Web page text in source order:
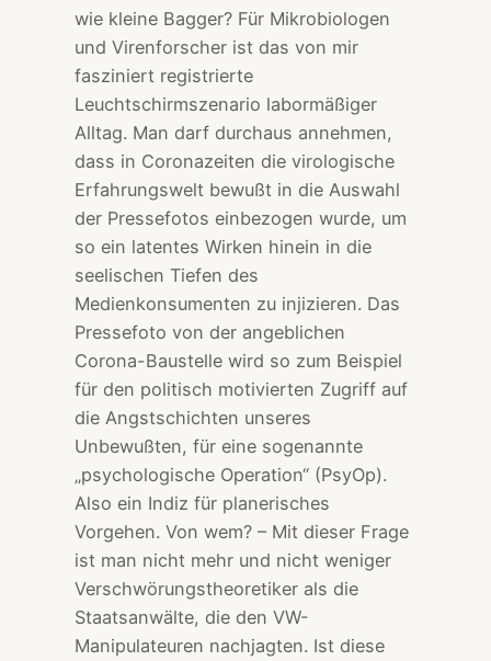
wie kleine Bagger? Für Mikrobiologen
und Virenforscher ist das von mir
fasziniert registrierte
Leuchtschirmszenario labormäßiger
Alltag. Man darf durchaus annehmen,
dass in Coronazeiten die virologische
Erfahrungswelt bewußt in die Auswahl
der Pressefotos einbezogen wurde, um
so ein latentes Wirken hinein in die
seelischen Tiefen des
Medienkonsumenten zu injizieren. Das
Pressefoto von der angeblichen
Corona-Baustelle wird so zum Beispiel
für den politisch motivierten Zugriff auf
die Angstschichten unseres
Unbewußten, für eine sogenannte
„psychologische Operation“ (PsyOp).
Also ein Indiz für planerisches
Vorgehen. Von wem? – Mit dieser Frage
ist man nicht mehr und nicht weniger
Verschwörungstheoretiker als die
Staatsanwälte, die den VW-
Manipulateuren nachjagten. Ist diese